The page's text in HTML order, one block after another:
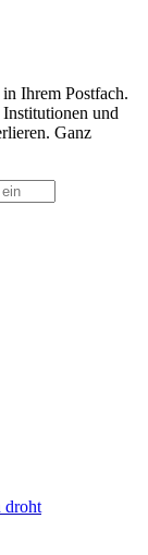
Ihrem Postfach.
und
Ganz
droht